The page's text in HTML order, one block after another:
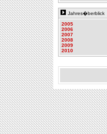
Jahres�berblick
2005
2006
2007
2008
2009
2010